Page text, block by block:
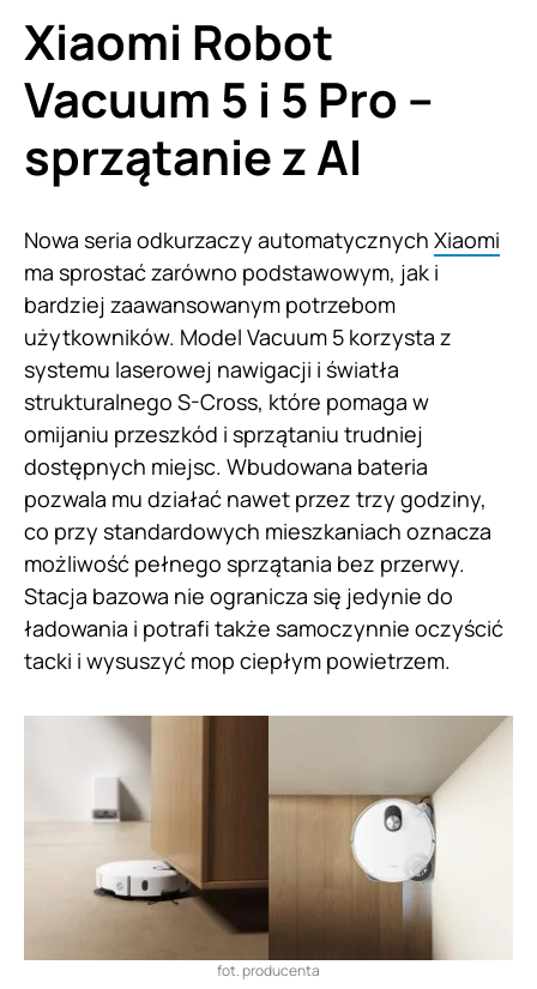
Xiaomi Robot
Vacuum 5 i 5 Pro –
sprzątanie z AI
Nowa seria odkurzaczy automatycznych Xiaomi
ma sprostać zarówno podstawowym, jak i
bardziej zaawansowanym potrzebom
użytkowników. Model Vacuum 5 korzysta z
systemu laserowej nawigacji i światła
strukturalnego S-Cross, które pomaga w
omijaniu przeszkód i sprzątaniu trudniej
dostępnych miejsc. Wbudowana bateria
pozwala mu działać nawet przez trzy godziny,
co przy standardowych mieszkaniach oznacza
możliwość pełnego sprzątania bez przerwy.
Stacja bazowa nie ogranicza się jedynie do
ładowania i potrafi także samoczynnie oczyścić
tacki i wysuszyć mop ciepłym powietrzem.
fot. producenta